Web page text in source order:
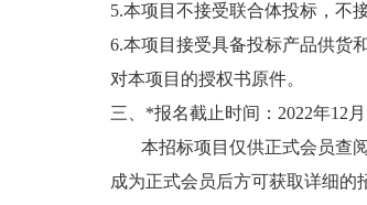
5.本项目不接受联合体投标，不
6.本项目接受具备投标产品供货
对本项目的授权书原件。
三、*报名截止时间：2022年12月
本招标项目仅供正式会员查
成为正式会员后方可获取详细的